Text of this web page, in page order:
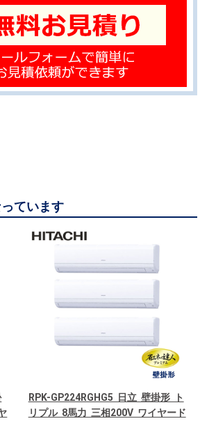
ています
RPK-GP224RGHG5 日立 壁掛形 ト
リプル 8馬力 三相200V ワイヤード